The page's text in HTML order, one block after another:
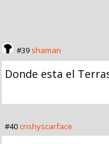
#39 shaman
Donde esta el
#40crishyscarface